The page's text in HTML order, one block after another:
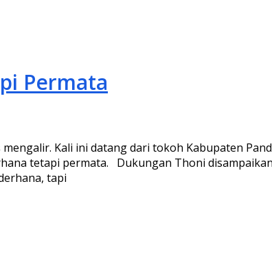
Permata
Kali ini datang dari tokoh Kabupaten
tetapi permata. Dukungan Thoni
tapi